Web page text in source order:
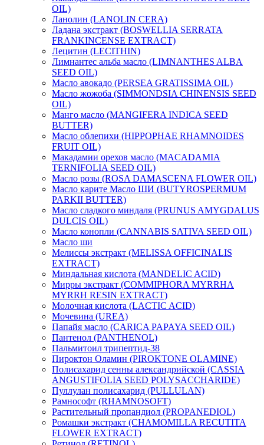
OIL)
Ланолин (LANOLIN CERA)
Ладана экстракт (BOSWELLIA SERRATA
FRANKINCENSE EXTRACT)
Лецитин (LECITHIN)
Лимнантес альба масло (LIMNANTHES ALBA
SEED OIL)
Масло авокадо (PERSEA GRATISSIMA OIL)
Масло жожоба (SIMMONDSIA CHINENSIS SEED
OIL)
Манго масло (MANGIFERA INDICA SEED
BUTTER)
Масло облепихи (HIPPOPHAE RHAMNOIDES
FRUIT OIL)
Макадамии орехов масло (MACADAMIA
TERNIFOLIA SEED OIL)
Масло розы (ROSA DAMASCENA FLOWER OIL)
Масло карите Масло ШИ (BUTYROSPERMUM
PARKII BUTTER)
Масло сладкого миндаля (PRUNUS AMYGDALUS
DULCIS OIL)
Масло конопли (CANNABIS SATIVA SEED OIL)
Масло ши
Мелиссы экстракт (MELISSA OFFICINALIS
EXTRACT)
Миндальная кислота (MANDELIC ACID)
Мирры экстракт (COMMIPHORA MYRRHA
MYRRH RESIN EXTRACT)
Молочная кислота (LACTIC ACID)
Мочевина (UREA)
Папайя масло (CARICA PAPAYA SEED OIL)
Пантенол (PANTHENOL)
Пальмитоил трипептид-38
Пироктон Оламин (PIROKTONE OLAMINE)
Полисахарид сенны александрийской (CASSIA
ANGUSTIFOLIA SEED POLYSACCHARIDE)
Пуллулан полисахарид (PULLULAN)
Рамнософт (RHAMNOSOFT)
Растительный пропандиол (PROPANEDIOL)
Ромашки экстракт (CHAMOMILLA RECUTITA
FLOWER EXTRACT)